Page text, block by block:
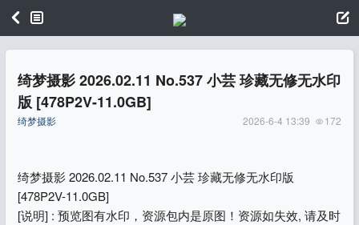
绮梦摄影 2026.02.11 No.537 小芸 珍藏无修无水印
版 [478P2V-11.0GB]
绮梦摄影 172
2026-6-4 13:39
绮梦摄影 2026.02.11 No.537 小芸 珍藏无修无水印版
[478P2V-11.0GB]
[说明] : 预览图有水印，资源包内是原图！资源如失效, 请及时